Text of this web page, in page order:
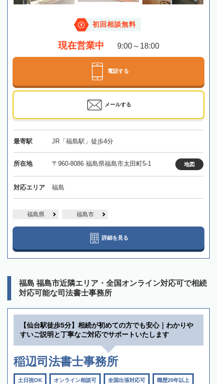
初回相談無料
現在営業中 9:00～18:00
電話する
メールする
最寄駅 JR「福島駅」徒歩4分
所在地 〒960-8086 福島県福島市太田町5-1 地図
対応エリア 福島
福島県 福島市
詳細を見る
福島 福島市近隣エリア・全国オンライン対応可で相続
対応可能な司法書士事務所
【仙台駅徒歩5分】相続が初めての方でも安心｜わかりや
すいご説明と丁寧なご対応でサポートいたします
稲辺司法書士事務所
土日祝OK オンライン相談可 全国出張対応可 職歴20年以上